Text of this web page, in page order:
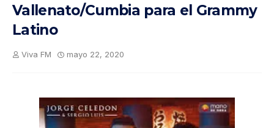
ble
pro
Vallenato/Cumbia para el Grammy
Latino
Viva FM mayo 22, 2020